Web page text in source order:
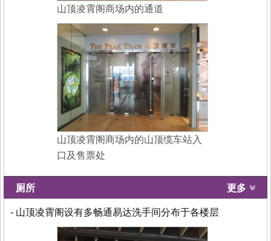
山顶凌霄阁商场内的通道
山顶凌霄阁商场内的山顶缆车站入
口及售票处
厕所 更多
- 山顶凌霄阁设有多畅通易达洗手间分布于各楼层